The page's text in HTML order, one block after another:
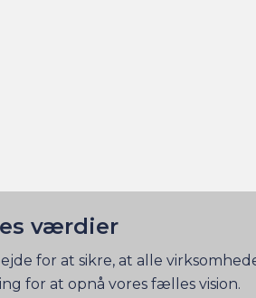
værdier
for at sikre, at alle
for at opnå vores fælles vision.